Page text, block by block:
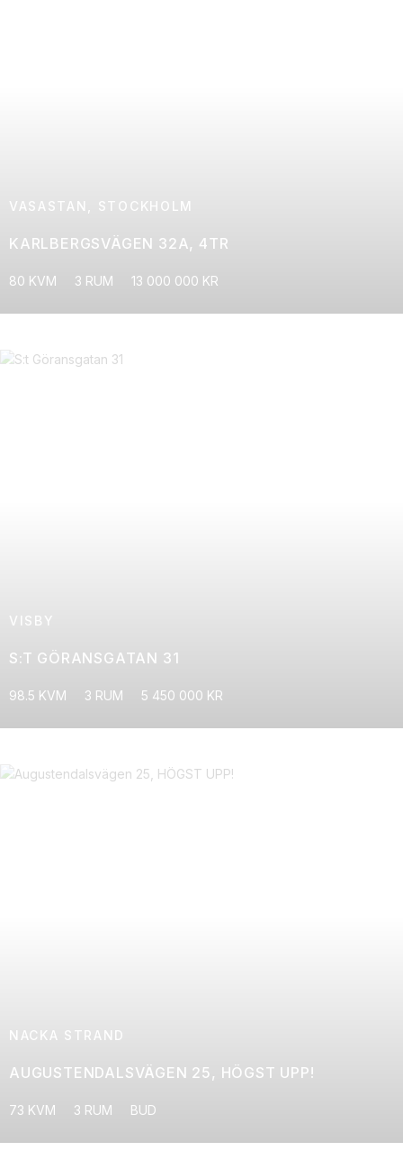
VASASTAN, STOCKHOLM
KARLBERGSVÄGEN 32A, 4TR
80 KVM 3 RUM 13 000 000 KR
VISBY
S:T GÖRANSGATAN 31
98.5 KVM 3 RUM 5 450 000 KR
NACKA STRAND
AUGUSTENDALSVÄGEN 25, HÖGST UPP!
73 KVM 3 RUM BUD